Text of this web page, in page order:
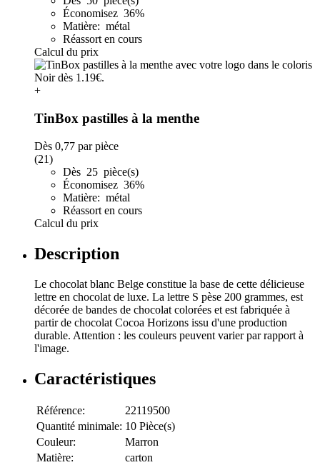
Économisez 36%
Matière: métal
Réassort en cours
Calcul du prix
+
TinBox pastilles à la menthe
Dès 0,77 par pièce
(21)
Dès 25 pièce(s)
Économisez 36%
Matière: métal
Réassort en cours
Calcul du prix
Description
Le chocolat blanc Belge constitue la base de cette délicieuse
lettre en chocolat de luxe. La lettre S pèse 200 grammes, est
décorée de bandes de chocolat colorées et est fabriquée à
partir de chocolat Cocoa Horizons issu d'une production
durable. Attention : les couleurs peuvent varier par rapport à
l'image.
Caractéristiques
Référence:
22119500
Quantité minimale: 10 Pièce(s)
Couleur:
Marron
Matière:
carton